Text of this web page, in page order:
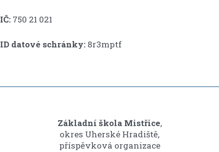
IČ: 750 21 021
ID datové schránky: 8r3mptf
Základní škola Mistřice,
okres Uherské Hradiště,
příspěvková organizace